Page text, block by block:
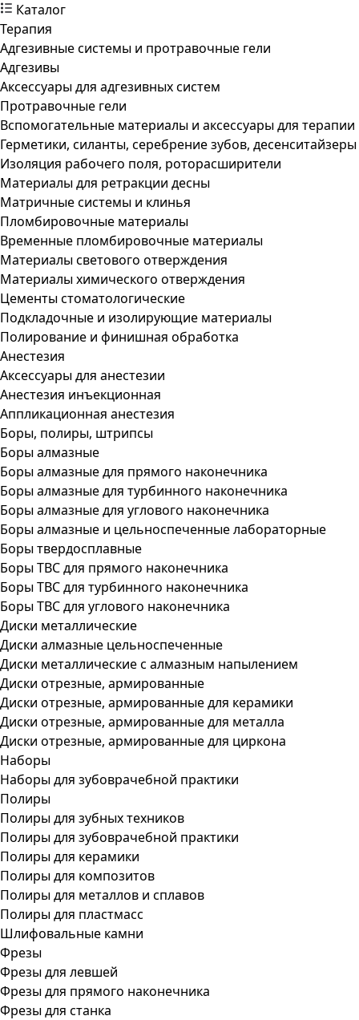
Каталог
Терапия
Адгезивные системы и протравочные гели
Адгезивы
Аксессуары для адгезивных систем
Протравочные гели
Вспомогательные материалы и аксессуары для терапии
Герметики, силанты, серебрение зубов, десенситайзеры
Изоляция рабочего поля, роторасширители
Материалы для ретракции десны
Матричные системы и клинья
Пломбировочные материалы
Временные пломбировочные материалы
Материалы светового отверждения
Материалы химического отверждения
Цементы стоматологические
Подкладочные и изолирующие материалы
Полирование и финишная обработка
Анестезия
Аксессуары для анестезии
Анестезия инъекционная
Аппликационная анестезия
Боры, полиры, штрипсы
Боры алмазные
Боры алмазные для прямого наконечника
Боры алмазные для турбинного наконечника
Боры алмазные для углового наконечника
Боры алмазные и цельноспеченные лабораторные
Боры твердосплавные
Боры ТВС для прямого наконечника
Боры ТВС для турбинного наконечника
Боры ТВС для углового наконечника
Диски металлические
Диски алмазные цельноспеченные
Диски металлические с алмазным напылением
Диски отрезные, армированные
Диски отрезные, армированные для керамики
Диски отрезные, армированные для металла
Диски отрезные, армированные для циркона
Наборы
Наборы для зубоврачебной практики
Полиры
Полиры для зубных техников
Полиры для зубоврачебной практики
Полиры для керамики
Полиры для композитов
Полиры для металлов и сплавов
Полиры для пластмасс
Шлифовальные камни
Фрезы
Фрезы для левшей
Фрезы для прямого наконечника
Фрезы для станка